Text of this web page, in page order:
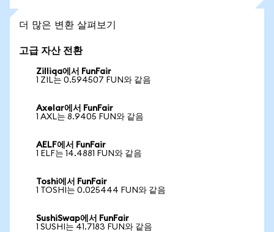
더 많은 변환 살펴보기
고급 자산 전환
Zilliqa에서 FunFair
1 ZIL는 0.594507 FUN와 같음
Axelar에서 FunFair
1 AXL는 8.9405 FUN와 같음
AELF에서 FunFair
1 ELF는 14.4881 FUN와 같음
Toshi에서 FunFair
1 TOSHI는 0.025444 FUN와 같음
SushiSwap에서 FunFair
1 SUSHI는 41.7183 FUN와 같음